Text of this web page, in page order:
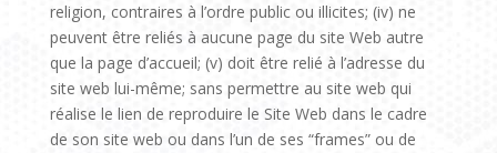
religion, contraires à l’ordre public ou illicites; (iv) ne
peuvent être reliés à aucune page du site Web autre
que la page d’accueil; (v) doit être relié à l’adresse du
site web lui-même; sans permettre au site web qui
réalise le lien de reproduire le Site Web dans le cadre
de son site web ou dans l’un de ses “frames” ou de